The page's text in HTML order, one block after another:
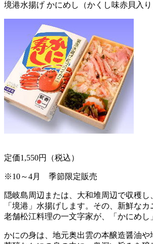
境港水揚げ かにめし（かくし味赤貝入り
定価1,550円（税込）
※10～4月 季節限定販売
隠岐島周辺または、大和堆周辺で収穫し
「境港」水揚げします。その、新鮮な
老舗松江料理の一文字家が、「かにめし
かにの身は、地元奥出雲の本醸造醤油や